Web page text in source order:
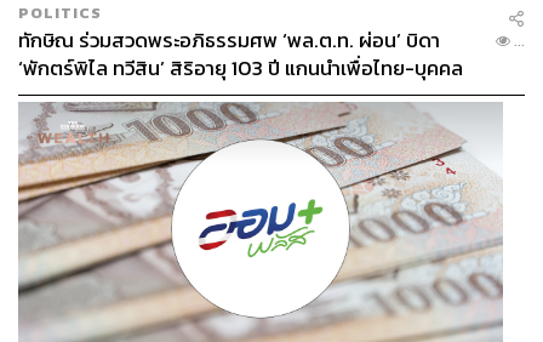
95
ABOUT THE AUTHOR
THE STANDARD TEAM
กองบรรณาธิการ THE STANDARD
ABOUT THE PHOTOGRAPHER
ณาฌารัฐ ภักดีอาสา
ช่างภาพข่าว ประจำสำนักข่าว THE
STANDARD
POLITICS
ทักษิณ ร่วมสวดพระอภิธรรมศพ ‘พล.ต.ท. ผ่อน’ บิดา
‘พักตร์พิไล ทวีสิน’ สิริอายุ 103 ปี แกนนำเพื่อไทย-บุคคล
หลากวงการร่วมอาลัย
...